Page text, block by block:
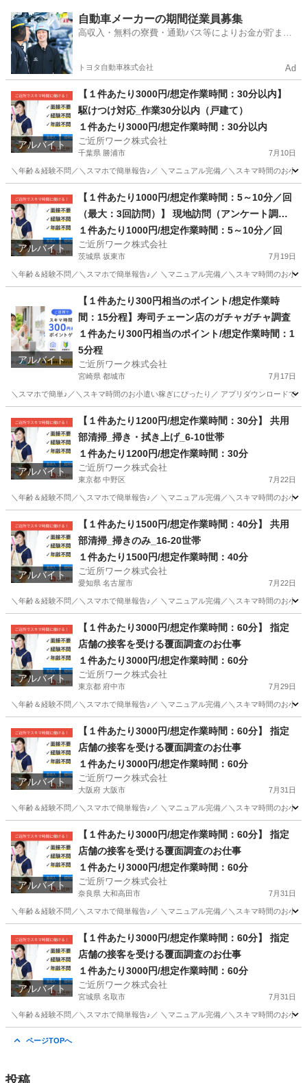
東京 港区 販売
自動車メーカーの期間従業員募集
高収入・無料の寮費・通勤バス等によりお金が貯まり
トヨタ自動車株式会社 Ad
アルバイト
【１件あたり3000円/想定作業時間：30分以内】
駆けつけ対応_作業30分以内（戸建て）
１件あたり3000円/想定作業時間：30分以内
ご近所ワーク株式会社
千葉県 勝浦市 7月10日
＼年齢＆経験不問／＼スマホで簡単報告♪／ ＼マニュアル完備／＼スキマ時間のお小
その他 1件
アルバイト
【１件あたり1000円/想定作業時間：5～10分／回
（最大：3回訪問）】 現地訪問（アンケート調
査）：最大3回訪問※成果報酬あり
１件あたり1000円/想定作業時間：5～10分／回
ご近所ワーク株式会社
茨城県 坂東市 7月19日
＼年齢＆経験不問／＼スマホで簡単報告♪／ ＼マニュアル完備／＼スキマ時間のお小
その他
アルバイト
【１件あたり300円相当のポイント/想定作業時
間：15分程】寿司チェーン店のガチャガチャ調査
１件あたり300円相当のポイント/想定作業時間：1
5分程
ご近所ワーク株式会社
宮崎県 都城市 7月17日
＼スマホで簡単♪／＼スキマ時間のお小遣い稼ぎにぴったり／ アプリダウンロードで
その他
アルバイト
【１件あたり1200円/想定作業時間：30分】 共用
部清掃_掃き・拭き上げ_6-10世帯
１件あたり1200円/想定作業時間：30分
ご近所ワーク株式会社
東京都 中野区 7月22日
＼年齢＆経験不問／＼スマホで簡単報告♪／ ＼マニュアル完備／＼スキマ時間のお小
その他 1件
アルバイト
【１件あたり1500円/想定作業時間：40分】 共用
部清掃_掃きのみ_16-20世帯
１件あたり1500円/想定作業時間：40分
ご近所ワーク株式会社
愛知県 名古屋市 7月22日
＼年齢＆経験不問／＼スマホで簡単報告♪／ ＼マニュアル完備／＼スキマ時間のお小
その他
アルバイト
【１件あたり3000円/想定作業時間：60分】 指定
店舗の接客を受ける覆面調査のお仕事
１件あたり3000円/想定作業時間：60分
ご近所ワーク株式会社
東京都 府中市 7月29日
＼年齢＆経験不問／＼スマホで簡単報告♪／ ＼マニュアル完備／＼スキマ時間のお小
その他
アルバイト
【１件あたり3000円/想定作業時間：60分】 指定
店舗の接客を受ける覆面調査のお仕事
１件あたり3000円/想定作業時間：60分
ご近所ワーク株式会社
大阪府 大阪市 7月31日
＼年齢＆経験不問／＼スマホで簡単報告♪／ ＼マニュアル完備／＼スキマ時間のお小
その他
アルバイト
【１件あたり3000円/想定作業時間：60分】 指定
店舗の接客を受ける覆面調査のお仕事
１件あたり3000円/想定作業時間：60分
ご近所ワーク株式会社
奈良県 大和高田市 7月31日
＼年齢＆経験不問／＼スマホで簡単報告♪／ ＼マニュアル完備／＼スキマ時間のお小
大和高田市 その他
アルバイト
【１件あたり3000円/想定作業時間：60分】 指定
店舗の接客を受ける覆面調査のお仕事
１件あたり3000円/想定作業時間：60分
ご近所ワーク株式会社
宮城県 名取市 7月31日
＼年齢＆経験不問／＼スマホで簡単報告♪／ ＼マニュアル完備／＼スキマ時間のお小
ページTOPへ
投稿